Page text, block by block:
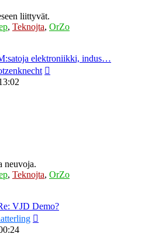
liittyvät.
, Teknojta, OrZo
elektroniikki, indus…
neuvoja.
, Teknojta, OrZo
VJD Demo?